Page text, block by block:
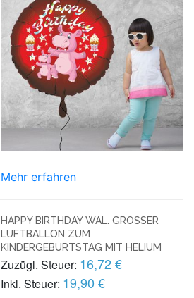
Mehr erfahren
HAPPY BIRTHDAY WAL. GROSSER L
UFTBALLON ZUM K
INDERGEBURTSTAG MIT HELIUM
Zuzügl. Steuer: 16,72 €
Inkl. Steuer: 19,90 €